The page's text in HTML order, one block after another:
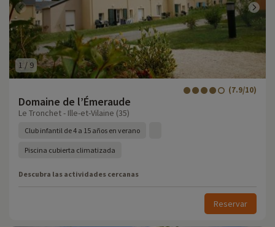
1 / 9
Domaine de l’Émeraude
(7.9/10)
Le Tronchet - Ille-et-Vilaine (35)
Club infantil de 4 a 15 años en verano
Piscina cubierta climatizada
Descubra las actividades cercanas
Reservar